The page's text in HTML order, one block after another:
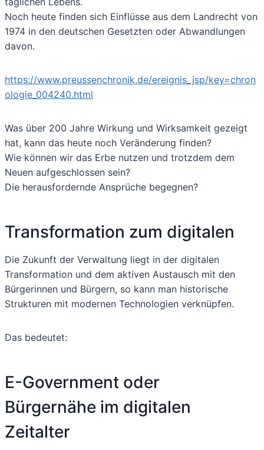
Noch heute finden sich Einflüsse aus dem Landrecht von
1974 in den deutschen Gesetzten oder Abwandlungen
davon.
https://www.preussenchronik.de/ereignis_jsp/key=chron
ologie_004240.html
Was über 200 Jahre Wirkung und Wirksamkeit gezeigt
hat, kann das heute noch Veränderung finden?
Wie können wir das Erbe nutzen und trotzdem dem
Neuen aufgeschlossen sein?
Die herausfordernde Ansprüche begegnen?
Transformation zum digitalen
Die Zukunft der Verwaltung liegt in der digitalen
Transformation und dem aktiven Austausch mit den
Bürgerinnen und Bürgern, so kann man historische
Strukturen mit modernen Technologien verknüpfen.
Das bedeutet:
E-Government oder
Bürgernähe im digitalen
Zeitalter